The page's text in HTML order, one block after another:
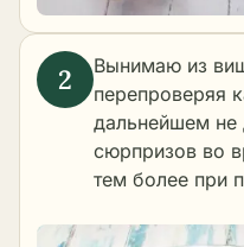
Вынимаю из
перепроверяя
дальнейшем не
сюрпризов во
тем более при